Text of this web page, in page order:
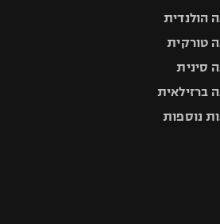
הולנדית
טורקית
סינית
ברזילאית
נוספות